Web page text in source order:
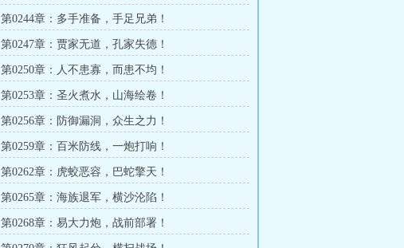
第0244章：多手准备，手足兄弟！
第0247章：贾家无道，孔家失德！
第0250章：人不患寡，而患不均！
第0253章：圣火煮水，山海绘卷！
第0256章：防御漏洞，众生之力！
第0259章：百米防线，一炮打响！
第0262章：虎蛟恶容，巴蛇擎天！
第0265章：海族退军，横沙沦陷！
第0268章：易大力炮，战前部署！